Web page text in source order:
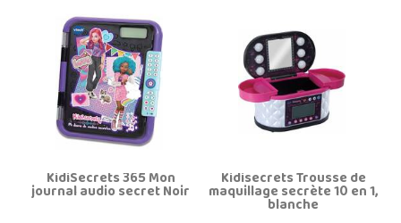
KidiSecrets 365 Mon
journal audio secret Noir Kidisecrets Trousse de
maquillage secrète 10 en 1,
blanche